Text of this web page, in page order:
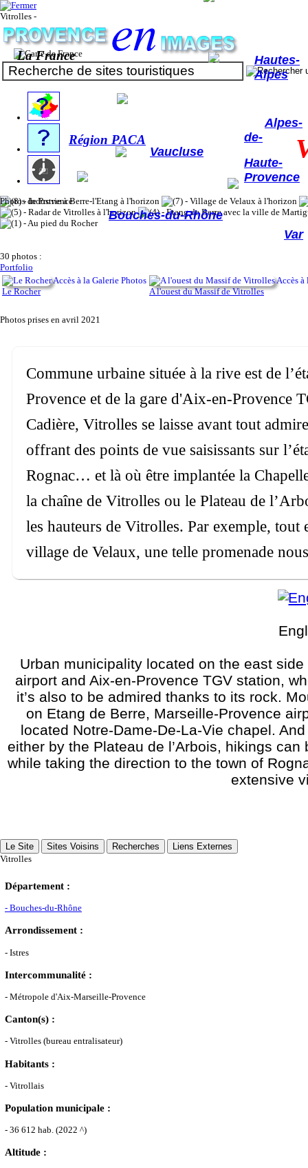
Vitrolles -
Photos de Provence
30 photos :
Portfolio
Accès à la Galerie Photos
Le Rocher
Accès à
A l'ouest du Massif de Vitrolles
Photos prises en avril 2021
Commune urbaine située à la rive est de
Provence et de la gare d'Aix-en-Provence
Cadière, Vitrolles se laisse avant tout
offrant des points de vue saisissants sur
Rognac… et là où être implantée la
la chaîne de Vitrolles ou le Plateau de
les hauteurs de Vitrolles. Par exemple,
village de Velaux, une telle promenade
Urban municipality located on the east
airport and Aix-en-Provence TGV station,
it’s also to be admired thanks to its rock.
on Etang de Berre, Marseille-Provence
located Notre-Dame-De-La-Vie chapel.
either by the Plateau de l’Arbois, hikings
while taking the direction to the town of
extensive
Le Site Sites Voisins Recherches
Liens Externes
Vitrolles
Département :
- Bouches-du-Rhône
Arrondissement :
- Istres
Intercommunalité :
- Métropole d'Aix-Marseille-Provence
Canton(s) :
- Vitrolles (bureau entralisateur)
Habitants :
- Vitrollais
Population municipale :
- 36 612 hab. (2022 ^)
Altitude :
La France
Région PACA
Bouches-du-Rhône
Vaucluse
Var
Alpes-
de-
Haute-
Provence
Hautes-
Alpes